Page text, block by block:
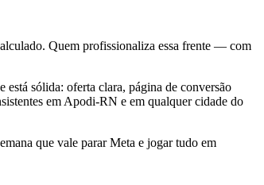
Quem profissionaliza essa frente — com
sólida: oferta clara, página de conversão
em Apodi-RN e em qualquer cidade do
que vale parar Meta e jogar tudo em